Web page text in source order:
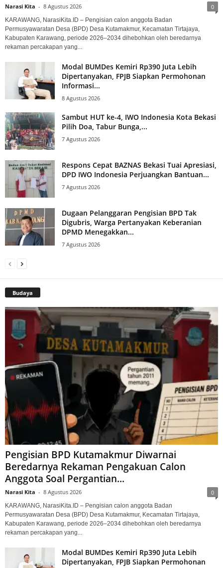
Narasi Kita - 8 Agustus 2026 0
KARAWANG, NarasiKita.ID – Pengisian calon anggota Badan
Permusyawaratan Desa (BPD) Desa Kutamakmur, Kecamatan Tirtajaya,
Kabupaten Karawang, periode 2026–2034 dihebohkan oleh beredarnya
rekaman percakapan yang...
Modal BUMDes Kemiri Rp390 Juta Lebih
Dipertanyakan, FPJB Siapkan Permohonan
Informasi...
8 Agustus 2026
Sambut HUT ke-4, IWO Indonesia Kota Bekasi
Pilih Doa, Tabur Bunga,...
7 Agustus 2026
Respons Cepat BAZNAS Bekasi Tuai Apresiasi,
DPD IWO Indonesia Perjuangkan Bantuan...
7 Agustus 2026
Dugaan Pelanggaran Pengisian BPD Tak
Digubris, Warga Pertanyakan Keberanian
DPMD Menegakkan...
7 Agustus 2026
Budaya
Pengisian BPD Kutamakmur Diwarnai
Beredarnya Rekaman Pengakuan Calon
Anggota Soal Pergantian...
Narasi Kita - 8 Agustus 2026 0
KARAWANG, NarasiKita.ID – Pengisian calon anggota Badan
Permusyawaratan Desa (BPD) Desa Kutamakmur, Kecamatan Tirtajaya,
Kabupaten Karawang, periode 2026–2034 dihebohkan oleh beredarnya
rekaman percakapan yang...
Modal BUMDes Kemiri Rp390 Juta Lebih
Dipertanyakan, FPJB Siapkan Permohonan